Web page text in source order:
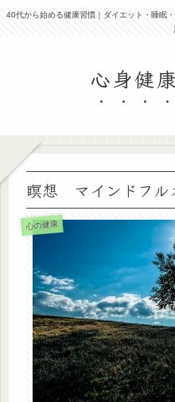
40代から始める健康習慣｜ダイエット・睡眠
心身健
瞑想 マインドフル
心の健康